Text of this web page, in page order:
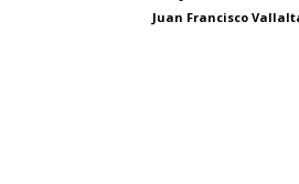
Juan Francisco